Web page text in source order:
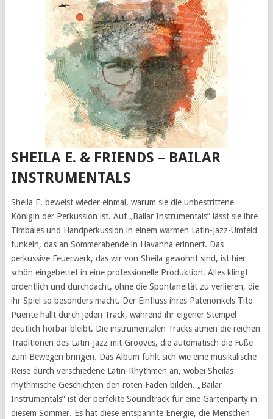
SHEILA E. & FRIENDS – BAILAR
INSTRUMENTALS
Sheila E. beweist wieder einmal, warum sie die unbestrittene
Königin der Perkussion ist. Auf „Bailar Instrumentals” lässt sie ihre
Timbales und Handperkussion in einem warmen Latin-Jazz-Umfeld
funkeln, das an Sommerabende in Havanna erinnert. Das
perkussive Feuerwerk, das wir von Sheila gewohnt sind, ist hier
schön eingebettet in eine professionelle Produktion. Alles klingt
ordentlich und durchdacht, ohne die Spontaneität zu verlieren, die
ihr Spiel so besonders macht. Der Einfluss ihres Patenonkels Tito
Puente hallt durch jeden Track, während ihr eigener Stempel
deutlich hörbar bleibt. Die instrumentalen Tracks atmen die reichen
Traditionen des Latin-Jazz mit Grooves, die automatisch die Füße
zum Bewegen bringen. Das Album fühlt sich wie eine musikalische
Reise durch verschiedene Latin-Rhythmen an, wobei Sheilas
rhythmische Geschichten den roten Faden bilden. „Bailar
Instrumentals” ist der perfekte Soundtrack für eine Gartenparty in
diesem Sommer. Es hat diese entspannte Energie, die Menschen